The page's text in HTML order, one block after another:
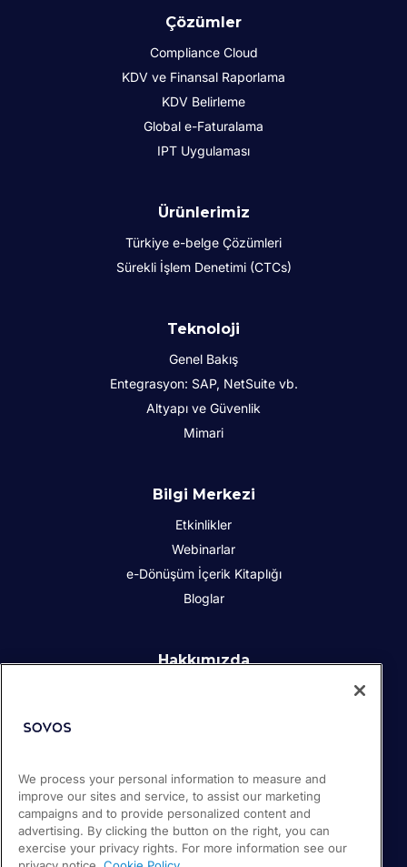
Çözümler
Compliance Cloud
KDV ve Finansal Raporlama
KDV Belirleme
Global e-Faturalama
IPT Uygulaması
Ürünlerimiz
Türkiye e-belge Çözümleri
Sürekli İşlem Denetimi (CTCs)
Teknoloji
Genel Bakış
Entegrasyon: SAP, NetSuite vb.
Altyapı ve Güvenlik
Mimari
Bilgi Merkezi
Etkinlikler
Webinarlar
e-Dönüşüm İçerik Kitaplığı
Bloglar
Hakkımızda
Kariyer
Destek
We process your personal information to measure and
improve our sites and service, to assist our marketing
campaigns and to provide personalized content and
advertising. By clicking the button on the right, you can
exercise your privacy rights. For more information see our